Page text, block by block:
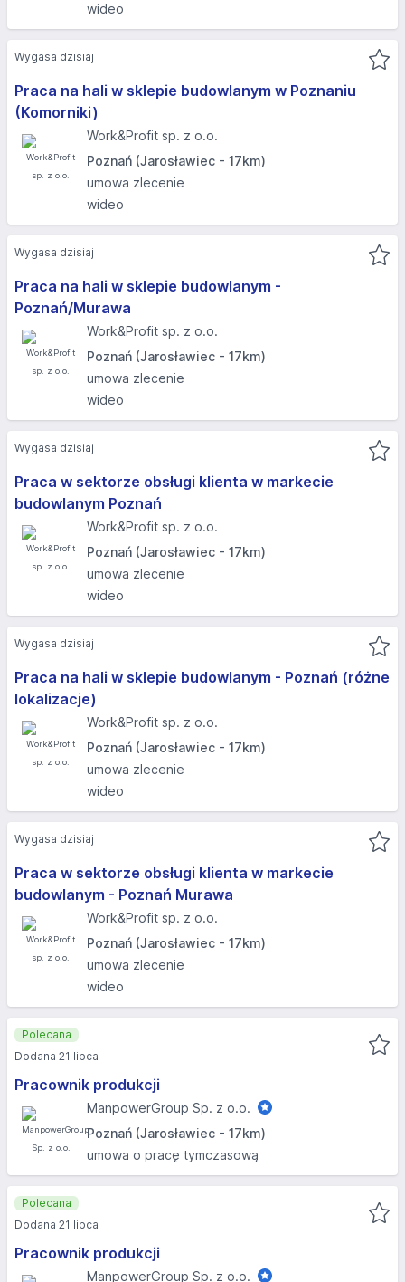
wideo
Praca na hali w sklepie budowlanym w Poznaniu
(Komorniki) ​
Work&Profit sp. z o.o.
Poznań (Jarosławiec - 17km)
umowa zlecenie
wideo
Wygasa dzisiaj
Praca na hali w sklepie budowlanym -
Poznań/Murawa
Work&Profit sp. z o.o.
Poznań (Jarosławiec - 17km)
umowa zlecenie
wideo
Wygasa dzisiaj
Praca w sektorze obsługi klienta w markecie
budowlanym Poznań
Work&Profit sp. z o.o.
Poznań (Jarosławiec - 17km)
umowa zlecenie
wideo
Wygasa dzisiaj
Praca na hali w sklepie budowlanym - Poznań (różne
lokalizacje)
Work&Profit sp. z o.o.
Poznań (Jarosławiec - 17km)
umowa zlecenie
wideo
Wygasa dzisiaj
Praca w sektorze obsługi klienta w markecie
budowlanym - Poznań Murawa
Work&Profit sp. z o.o.
Poznań (Jarosławiec - 17km)
umowa zlecenie
wideo
Wygasa dzisiaj
Pracownik produkcji
ManpowerGroup Sp. z o.o.
Poznań (Jarosławiec - 17km)
umowa o pracę tymczasową
Polecana
Dodana 21 lipca
Pracownik produkcji
ManpowerGroup Sp. z o.o.
Polecana
Dodana 21 lipca